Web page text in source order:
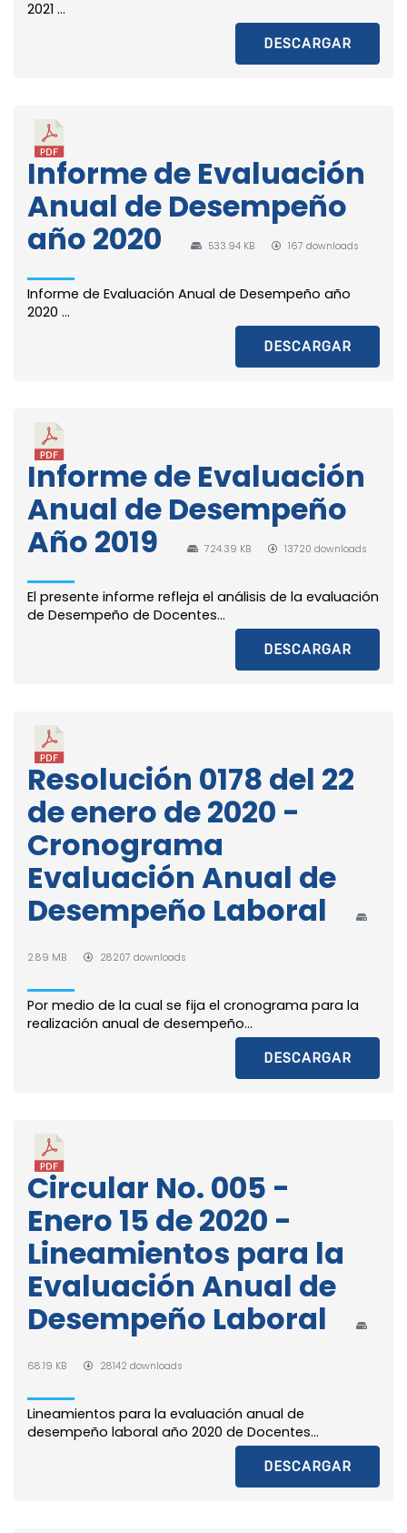
2021 ...
DESCARGAR
Informe de Evaluación
Anual de Desempeño
año 2020
533.94 KB 167 downloads
Informe de Evaluación Anual de Desempeño año
2020 ...
DESCARGAR
Informe de Evaluación
Anual de Desempeño
Año 2019
724.39 KB 13720 downloads
El presente informe refleja el análisis de la evaluación
de Desempeño de Docentes...
DESCARGAR
Resolución 0178 del 22
de enero de 2020 -
Cronograma
Evaluación Anual de
Desempeño Laboral
2.89 MB 28207 downloads
Por medio de la cual se fija el cronograma para la
realización anual de desempeño...
DESCARGAR
Circular No. 005 -
Enero 15 de 2020 -
Lineamientos para la
Evaluación Anual de
Desempeño Laboral
68.19 KB 28142 downloads
Lineamientos para la evaluación anual de
desempeño laboral año 2020 de Docentes...
DESCARGAR